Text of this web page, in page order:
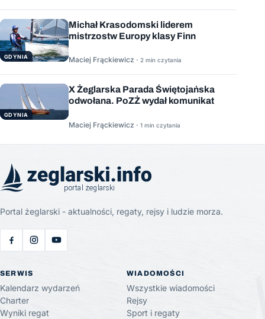
GDYNIA
Michał Krasodomski liderem
mistrzostw Europy klasy Finn
Maciej Frąckiewicz · 2 min czytania
GDYNIA
X Żeglarska Parada Świętojańska
odwołana. PoZŻ wydał komunikat
Maciej Frąckiewicz · 1 min czytania
Portal żeglarski - aktualności, regaty, rejsy i ludzie morza.
SERWIS
Kalendarz wydarzeń
Charter
Wyniki regat
WIADOMOŚCI
Wszystkie wiadomości
Rejsy
Sport i regaty